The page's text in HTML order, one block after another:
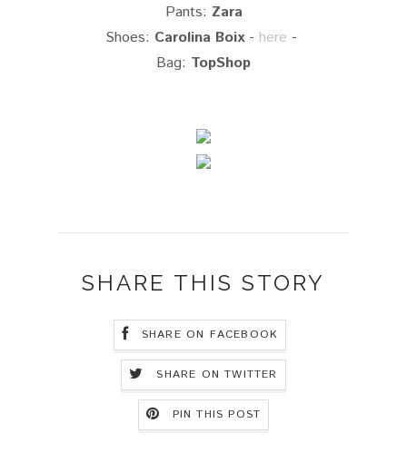
Pants: Zara
Shoes: Carolina Boix- here -
Bag: TopShop
SHARE THIS STORY
SHARE ON FACEBOOK
SHARE ON TWITTER
PIN THIS POST